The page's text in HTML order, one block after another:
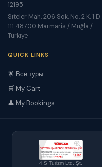
12195
Siteler Mah. 206 Sok. No. 2 K. 1 D.
111 48700 Marmaris / Muğla /
Türkiye
QUICK LINKS
🌟 Все туры
🛒 My Cart
👤 My Bookings
4 S Turizm Ltd. Şt.